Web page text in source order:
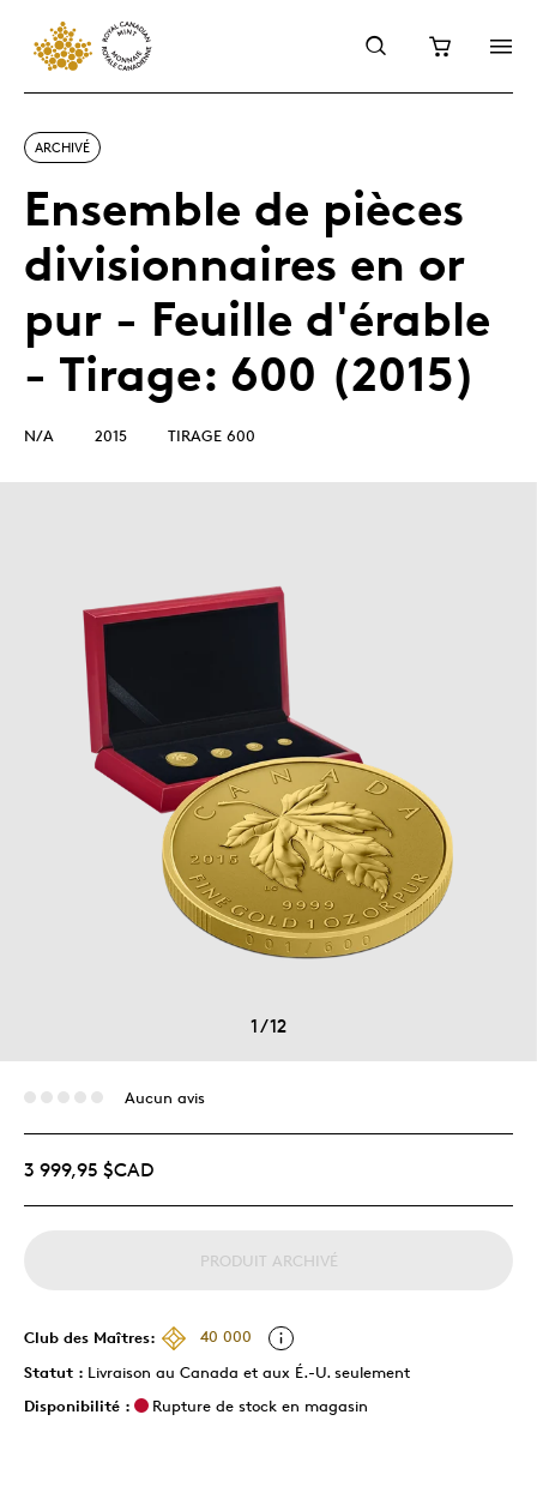
ARCHIVÉ
Ensemble de pièces
divisionnaires en or
pur - Feuille d'érable
- Tirage: 600 (2015)
N/A 2015 TIRAGE 600
1/12
Aucun avis
3 999,95 $CAD
PRODUIT ARCHIVÉ
Club des Maîtres:
40 000
Statut : Livraison au Canada et aux É.-U. seulement
Disponibilité :
Rupture de stock en magasin